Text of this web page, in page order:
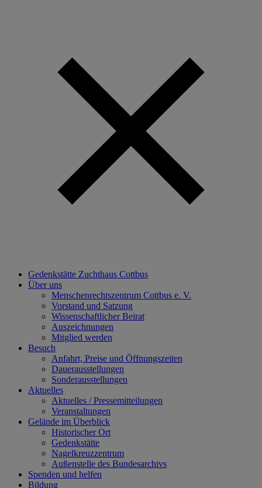
Gedenkstätte Zuchthaus Cottbus
Über uns
Menschenrechtszentrum Cottbus e. V.
Vorstand und Satzung
Wissenschaftlicher Beirat
Auszeichnungen
Mitglied werden
Besuch
Anfahrt, Preise und Öffnungszeiten
Dauerausstellungen
Sonderausstellungen
Aktuelles
Aktuelles / Pressemitteilungen
Veranstaltungen
Gelände im Überblick
Historischer Ort
Gedenkstätte
Nagelkreuzzentrum
Außenstelle des Bundesarchivs
Spenden und helfen
Bildung